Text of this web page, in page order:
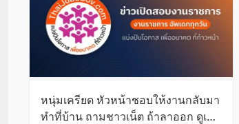
หนุ่มเครียด หัวหน้าชอบให้งานกลับมา
ทำที่บ้าน ถามชาวเน็ต ถ้าลาออก ดูเป็น